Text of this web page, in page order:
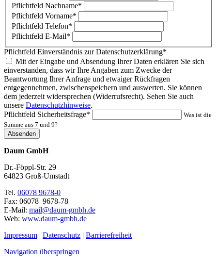
Pflichtfeld Nachname*
Pflichtfeld Vorname*
Pflichtfeld Telefon*
Pflichtfeld E-Mail*
Pflichtfeld Einverständnis zur Datenschutzerklärung*
Mit der Eingabe und Absendung Ihrer Daten erklären Sie sich
einverstanden, dass wir Ihre Angaben zum Zwecke der
Beantwortung Ihrer Anfrage und etwaiger Rückfragen
entgegennehmen, zwischenspeichern und auswerten. Sie können
dem jederzeit widersprechen (Widerrufsrecht). Sehen Sie auch
unsere Datenschutzhinweise.
Pflichtfeld Sicherheitsfrage*
Was ist die
Summe aus 7 und 9?
Absenden
Daum GmbH
Dr.-Föppl-Str. 29
64823 Groß-Umstadt
Tel. 06078 9678-0
Fax: 06078 9678-78
E-Mail: mail@daum-gmbh.de
Web: www.daum-gmbh.de
Impressum | Datenschutz | Barrierefreiheit
Navigation überspringen